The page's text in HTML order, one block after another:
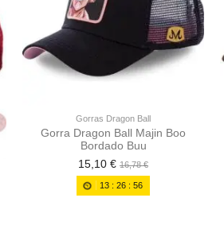
Gorras Dragon Ball
Gorra Dragon Ball Majin Boo
Bordado Buu
15,10 € 16,78 €
13 :26 :55